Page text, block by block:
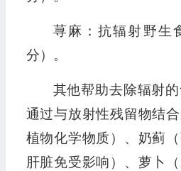
荨麻：抗辐射野生
分）。
其他帮助去除辐射
通过与放射性残留物结
植物化学物质）、奶蓟
肝脏免受影响）、萝卜